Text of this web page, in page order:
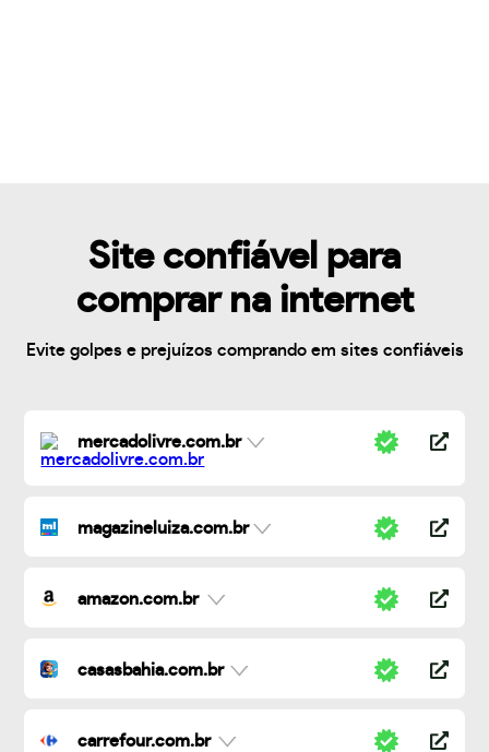
Site confiável para
comprar na internet
Evite golpes e prejuízos comprando em sites confiáveis
mercadolivre.com.br
magazineluiza.com.br
amazon.com.br
casasbahia.com.br
carrefour.com.br